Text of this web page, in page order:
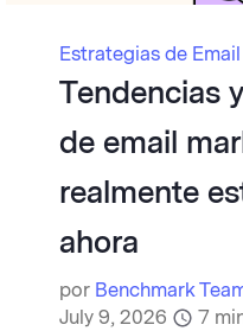
Estrategias de
Tendencias
de email
realmente
ahora
por Benchmark
July 9, 2026
7